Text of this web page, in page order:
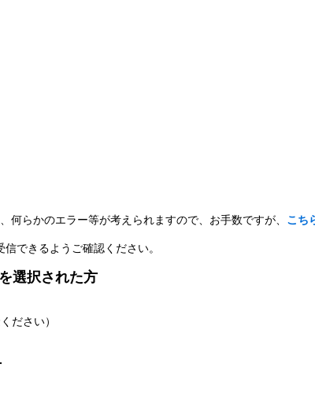
らかのエラー等が考えられますので、お手数ですが、 こち
できるようご確認ください。
選択された方
ださい）